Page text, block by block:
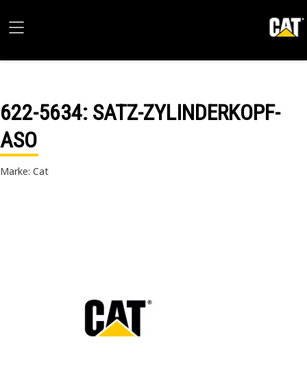
622-5634: SATZ-ZYLINDERKOPF-
ASO
Marke: Cat